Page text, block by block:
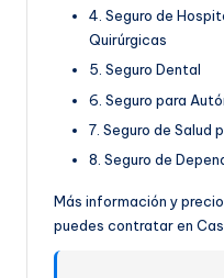
4. Seguro de
Quirúrgicas
5. Seguro Dental
6. Seguro para
7. Seguro de Salud
8. Seguro de
Más información y
puedes contratar en